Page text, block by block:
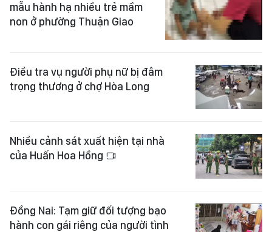
mẫu hành hạ nhiều trẻ mầm
non ở phường Thuận Giao
Điều tra vụ người phụ nữ bị đâm
trọng thương ở chợ Hòa Long
Nhiều cảnh sát xuất hiện tại nhà
của Huấn Hoa Hồng
Đồng Nai: Tạm giữ đối tượng bạo
hành con gái riêng của người tình